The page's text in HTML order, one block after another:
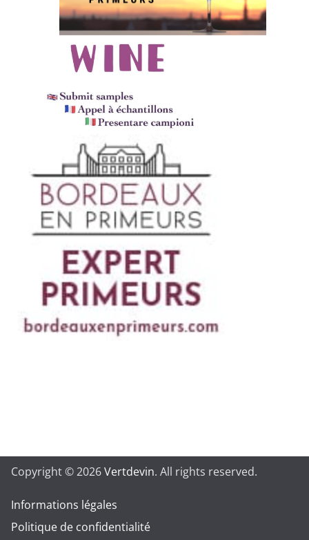
Copyright © 2026Vertdevin. All rights reserved.
Informations légales
Politique de confidentialité